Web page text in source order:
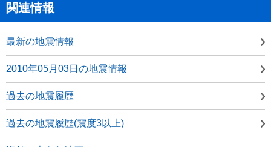
関連情報
最新の地震情報
2010年05月03日の地震情報
過去の地震履歴
過去の地震履歴(震度3以上)